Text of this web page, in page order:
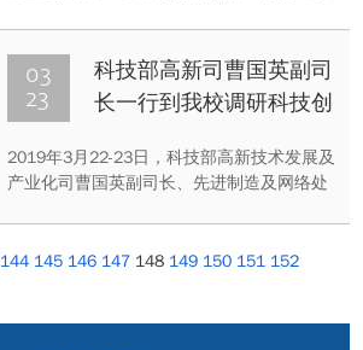
03
23
科技部高新司曹国英副司
长一行到我校调研科技创
2019年3月22-23日，科技部高新技术发展及
产业化司曹国英副司长、先进制造及网络处
行5人莅临我校，调研我校科技创新情况。
144 145 146 147 148 149 150 151 152